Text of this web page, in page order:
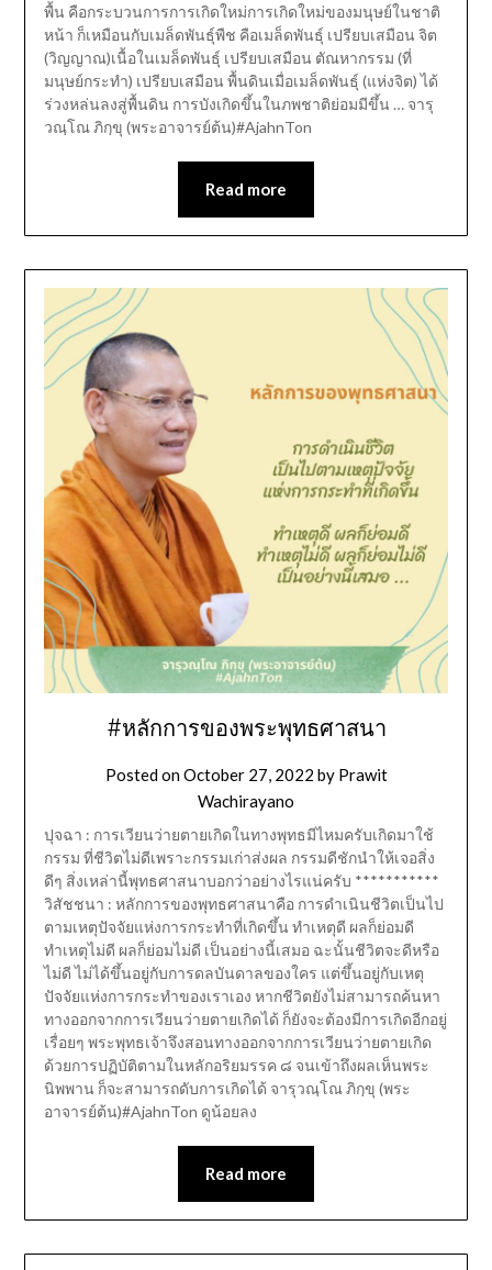
พื้น คือกระบวนการการเกิดใหม่การเกิดใหม่ของมนุษย์ในชาติ
หน้า ก็เหมือนกับเมล็ดพันธุ์พืช คือเมล็ดพันธุ์ เปรียบเสมือน จิต
(วิญญาณ)เนื้อในเมล็ดพันธุ์ เปรียบเสมือน ตัณหากรรม (ที่
มนุษย์กระทำ) เปรียบเสมือน พื้นดินเมื่อเมล็ดพันธุ์ (แห่งจิต) ได้
ร่วงหล่นลงสู่พื้นดิน การบังเกิดขึ้นในภพชาติย่อมมีขึ้น … จารุ
วณฺโณ ภิกฺขุ (พระอาจารย์ต้น)#AjahnTon
Read more
#หลักการของพระพุทธศาสนา
Posted onOctober 27, 2022 by Prawit
Wachirayano
ปุจฉา : การเวียนว่ายตายเกิดในทางพุทธมีไหมครับเกิดมาใช้
กรรม ที่ชีวิตไม่ดีเพราะกรรมเก่าส่งผล กรรมดีชักนำให้เจอสิ่ง
ดีๆ สิ่งเหล่านี้พุทธศาสนาบอกว่าอย่างไรแน่ครับ ***********
วิสัชชนา : หลักการของพุทธศาสนาคือ การดำเนินชีวิตเป็นไป
ตามเหตุปัจจัยแห่งการกระทำที่เกิดขึ้น ทำเหตุดี ผลก็ย่อมดี
ทำเหตุไม่ดี ผลก็ย่อมไม่ดี เป็นอย่างนี้เสมอ ฉะนั้นชีวิตจะดีหรือ
ไม่ดี ไม่ได้ขึ้นอยู่กับการดลบันดาลของใคร แต่ขึ้นอยู่กับเหตุ
ปัจจัยแห่งการกระทำของเราเอง หากชีวิตยังไม่สามารถค้นหา
ทางออกจากการเวียนว่ายตายเกิดได้ ก็ยังจะต้องมีการเกิดอีกอยู่
เรื่อยๆ พระพุทธเจ้าจึงสอนทางออกจากการเวียนว่ายตายเกิด
ด้วยการปฏิบัติตามในหลักอริยมรรค ๘ จนเข้าถึงผลเห็นพระ
นิพพาน ก็จะสามารถดับการเกิดได้ จารุวณฺโณ ภิกฺขุ (พระ
อาจารย์ต้น)#AjahnTon ดูน้อยลง
Read more